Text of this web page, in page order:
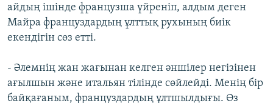
айдың ішінде французша үйреніп, алдым деген
Майра француздардың ұлттық рухының биік
екендігін сөз етті.
- Әлемнің жан жағынан келген әншілер негізінен
ағылшын және итальян тілінде сөйлейді. Менің бір
байқағаным, француздардың ұлтшылдығы. Өз